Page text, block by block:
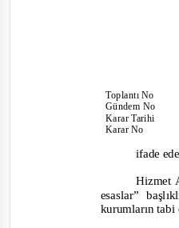
ToplantıNo
Gündem No
Karar Tarihi
Karar No
ifade
Hizmet
esaslar”
kurumların tabi